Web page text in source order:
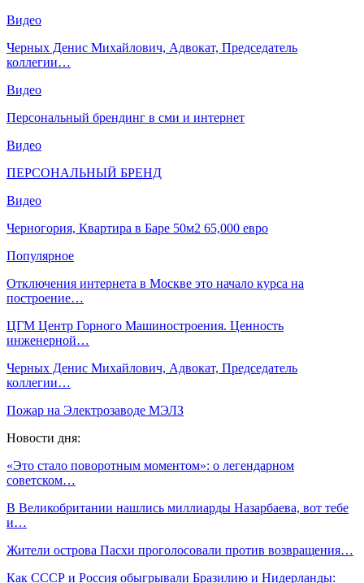
Видео
Черных Денис Михайлович, Адвокат, Председатель
коллегии…
Видео
Персональный брендинг в сми и интернет
Видео
ПЕРСОНАЛЬНЫЙ БРЕНД
Видео
Черногория, Квартира в Баре 50м2 65,000 евро
Популярное
Отключения интернета в Москве это начало курса на
построение…
ЦГМ Центр Горного Машиностроения. Ценность
инженерной…
Черных Денис Михайлович, Адвокат, Председатель
коллегии…
Пожар на Электрозаводе МЭЛЗ
Новости дня:
«Это стало поворотным моментом»: о легендарном
советском…
В Великобритании нашлись миллиарды Назарбаева, вот тебе
и…
Жители острова Пасхи проголосовали против возвращения…
Как СССР и Россия обыгрывали Бразилию и Нидерланды: